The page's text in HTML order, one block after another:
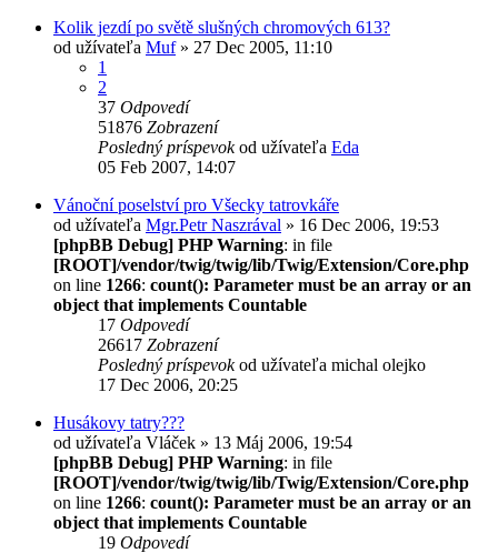
Kolik jezdí po světě slušných chromových 613?
od užívateľa Muf» 27 Dec 2005, 11:10
1
2
37 Odpovedí
51876 Zobrazení
Posledný príspevokod užívateľa Eda
05 Feb 2007, 14:07
Vánoční poselství pro Všecky tatrovkáře
od užívateľa Mgr.Petr Naszrával » 16 Dec 2006, 19:53
[phpBB Debug] PHP Warning: in file
[ROOT]/vendor/twig/twig/lib/Twig/Extension/Core.php
on line 1266: count(): Parameter must be an array or an
object that implements Countable
17 Odpovedí
26617 Zobrazení
Posledný príspevokod užívateľa michal olejko
17 Dec 2006, 20:25
Husákovy tatry???
od užívateľa Vláček » 13 Máj 2006, 19:54
[phpBB Debug] PHP Warning: in file
[ROOT]/vendor/twig/twig/lib/Twig/Extension/Core.php
on line 1266: count(): Parameter must be an array or an
object that implements Countable
19 Odpovedí